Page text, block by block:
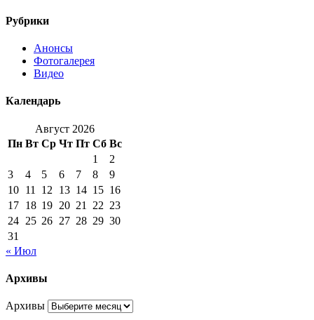
Рубрики
Анонсы
Фотогалерея
Видео
Календарь
Август 2026
Пн Вт Ср Чт Пт Сб Вс
1
2
3
4 5 6 7 8
9
10 11 12 13 14 15 16
17 18 19 20 21 22 23
24 25 26 27 28 29 30
31
« Июл
Архивы
Архивы